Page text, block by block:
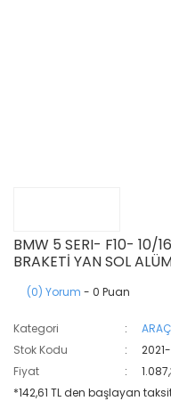
BMW 5 SERI- F10- 10/
BRAKETİ YAN SOL
(0) Yorum - 0 Puan
Kategori
Stok Kodu
Fiyat
*142,61 TL den başlayan